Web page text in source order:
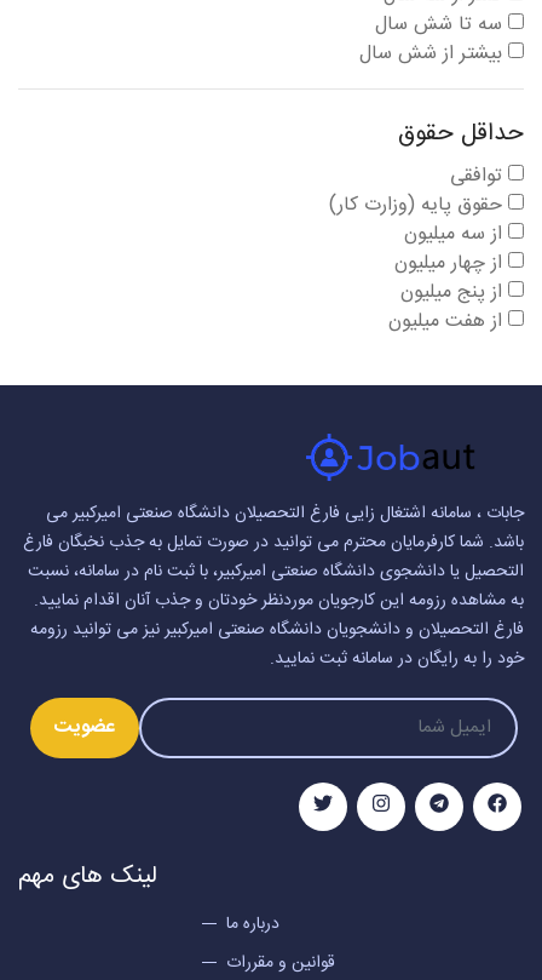
سه تا شش سال
بیشتر از شش سال
حداقل حقوق
توافقی
حقوق پایه (وزارت کار)
از سه میلیون
از چهار میلیون
از پنج میلیون
از هفت میلیون
جابات ، سامانه اشتغال زایی فارغ التحصیلان دانشگاه صنعتی امیرکبیر می
باشد. شما کارفرمایان محترم می توانید در صورت تمایل به جذب نخبگان فارغ
التحصیل یا دانشجوی دانشگاه صنعتی امیرکبیر، با ثبت نام در سامانه، نسبت
به مشاهده رزومه این کارجویان موردنظر خودتان و جذب آنان اقدام نمایید.
فارغ التحصیلان و دانشجویان دانشگاه صنعتی امیرکبیر نیز می توانید رزومه
خود را به رایگان در سامانه ثبت نمایید.
عضویت
لینک های مهم
درباره ما
قوانین و مقررات